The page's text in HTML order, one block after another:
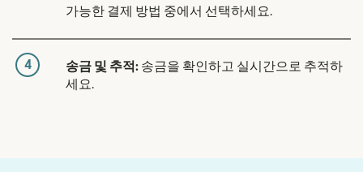
가능한 결제 방법 중에서 선택하세요.
4 송금 및 추적: 송금을 확인하고 실시간으로 추적하
세요.